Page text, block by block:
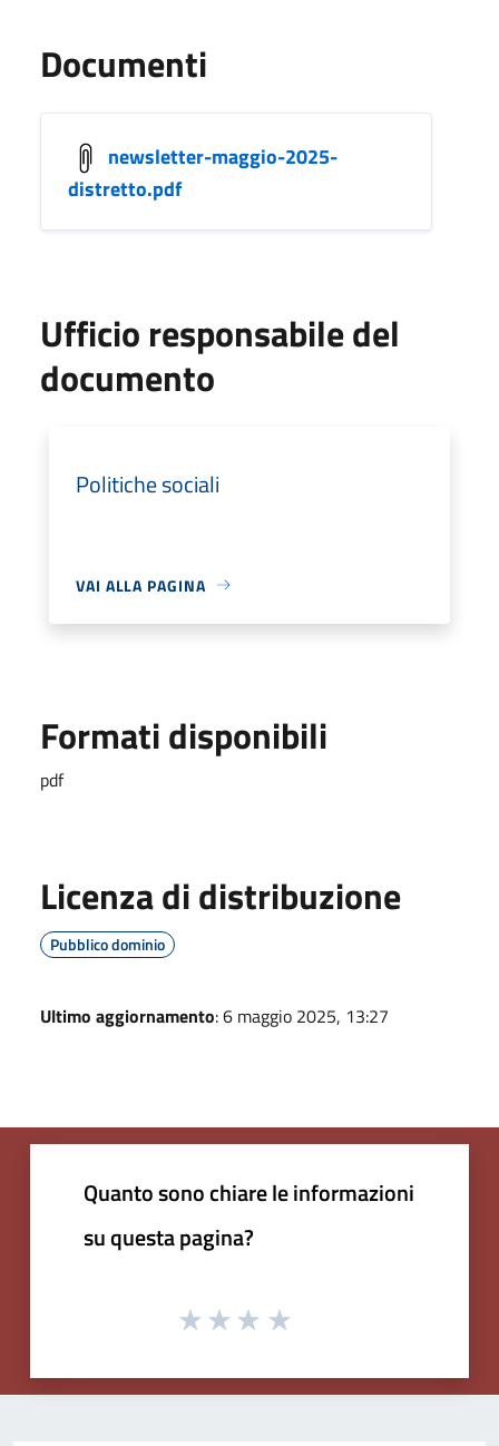
Documenti
newsletter-maggio-2025-
distretto.pdf
Ufficio responsabile del
documento
Politiche sociali
VAI ALLA PAGINA
Formati disponibili
pdf
Licenza di distribuzione
Pubblico dominio
Ultimo aggiornamento: 6 maggio 2025, 13:27
Quanto sono chiare le informazioni
su questa pagina?